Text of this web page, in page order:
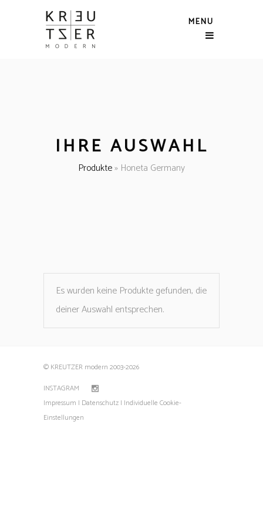
MENU
IHRE AUSWAHL
Produkte» Honeta Germany
Es wurden keine Produkte gefunden, die
deiner Auswahl entsprechen.
© KREUTZER modern 2003-2026
INSTAGRAM
Impressum | Datenschutz | Individuelle Cookie-
Einstellungen